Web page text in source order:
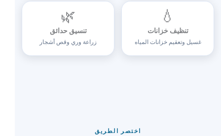
💧
تنظيف خزانات
غسيل وتعقيم خزانات المياه
🌿
تنسيق حدائق
زراعة وري وقص أشجار
اختصر الطريق